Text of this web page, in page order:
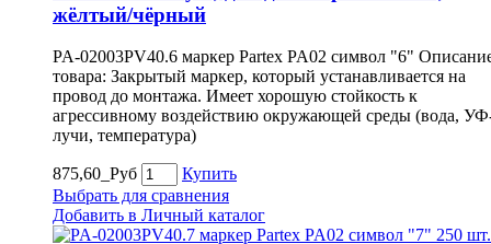
жёлтый/чёрный
PA-02003PV40.6 маркер Partex PA02 символ "6"
товара: Закрытый маркер, который устанавливается на
провод до монтажа. Имеет хорошую стойкость к
агрессивному воздействию окружающей среды (вода,
лучи, температура)
875,60_Руб
Купить
Выбрать для сравнения
Добавить в Личный каталог